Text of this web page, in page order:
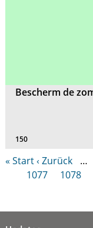
Bescherm de
150
« Start‹ Zurück …
1077
1078